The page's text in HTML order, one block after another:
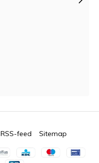
RSS-feed Sitemap